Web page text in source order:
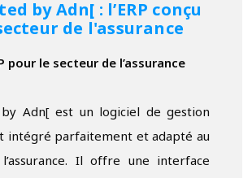
by Adn[ : l’ERP conçu
de l'assurance
pour le secteur de l’assurance
by Adn[ est un logiciel de gestion
intégré parfaitement et adapté au
Il offre une interface